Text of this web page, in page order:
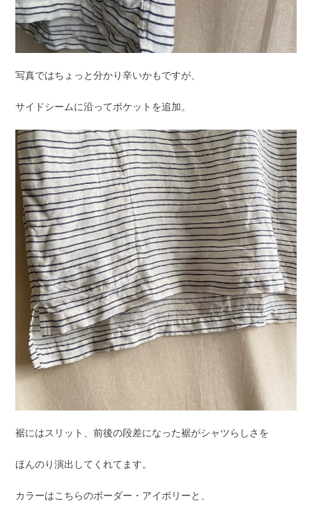
写真ではちょっと分かり辛いかもですが、
サイドシームに沿ってポケットを追加。
裾にはスリット、前後の段差になった裾がシャツらしさを
ほんのり演出してくれてます。
カラーはこちらのボーダー・アイボリーと、